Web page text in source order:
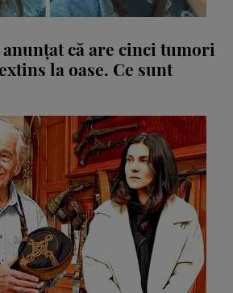
anunțat că are cinci tumori
la oase. Ce sunt